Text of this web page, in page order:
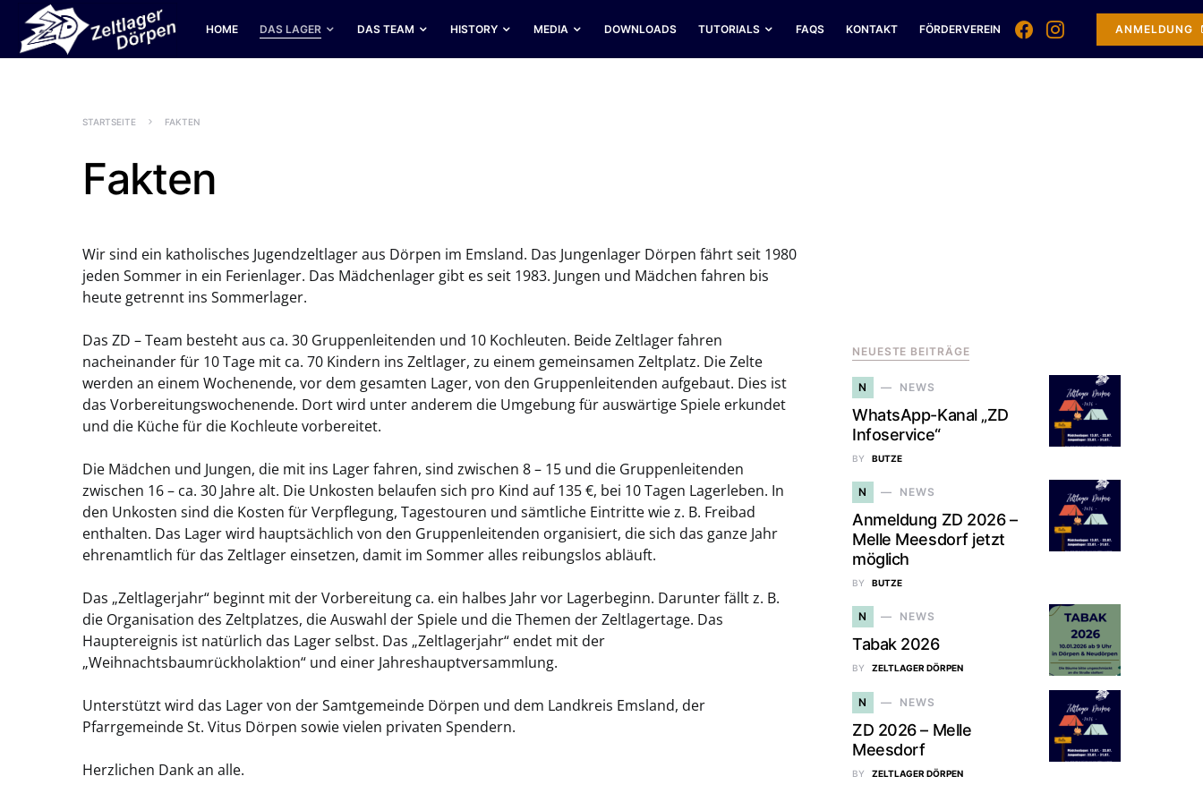
HOME DAS LAGER DAS TEAM HISTORY MEDIA DOWNLOADS TUTORIALS FAQS KONTAKT FÖRDERVEREIN ANMELDUNG
SEARCH FOR:
STARTSEITE FAKTEN
Fakten
Wir sind ein katholisches Jugendzeltlager aus Dörpen im Emsland. Das Jungenlager Dörpen fährt seit 1980
jeden Sommer in ein Ferienlager. Das Mädchenlager gibt es seit 1983. Jungen und Mädchen fahren bis
heute getrennt ins Sommerlager.
Das ZD – Team besteht aus ca. 30 Gruppenleitenden und 10 Kochleuten. Beide Zeltlager fahren
nacheinander für 10 Tage mit ca. 70 Kindern ins Zeltlager, zu einem gemeinsamen Zeltplatz. Die Zelte
werden an einem Wochenende, vor dem gesamten Lager, von den Gruppenleitenden aufgebaut. Dies ist
das Vorbereitungswochenende. Dort wird unter anderem die Umgebung für auswärtige Spiele erkundet
und die Küche für die Kochleute vorbereitet.
Die Mädchen und Jungen, die mit ins Lager fahren, sind zwischen 8 – 15 und die Gruppenleitenden
zwischen 16 – ca. 30 Jahre alt. Die Unkosten belaufen sich pro Kind auf 135 €, bei 10 Tagen Lagerleben. In
den Unkosten sind die Kosten für Verpflegung, Tagestouren und sämtliche Eintritte wie z. B. Freibad
enthalten. Das Lager wird hauptsächlich von den Gruppenleitenden organisiert, die sich das ganze Jahr
ehrenamtlich für das Zeltlager einsetzen, damit im Sommer alles reibungslos abläuft.
Das „Zeltlagerjahr“ beginnt mit der Vorbereitung ca. ein halbes Jahr vor Lagerbeginn. Darunter fällt z. B.
die Organisation des Zeltplatzes, die Auswahl der Spiele und die Themen der Zeltlagertage. Das
Hauptereignis ist natürlich das Lager selbst. Das „Zeltlagerjahr“ endet mit der
„Weihnachtsbaumrückholaktion“ und einer Jahreshauptversammlung.
Unterstützt wird das Lager von der Samtgemeinde Dörpen und dem Landkreis Emsland, der
Pfarrgemeinde St. Vitus Dörpen sowie vielen privaten Spendern.
Herzlichen Dank an alle.
NEUESTE BEITRÄGE
N NEWS
WhatsApp-Kanal „ZD
Infoservice“
BY BUTZE
N NEWS
Anmeldung ZD 2026 –
Melle Meesdorf jetzt
möglich
BY BUTZE
N NEWS
Tabak 2026
BY ZELTLAGER DÖRPEN
N NEWS
ZD 2026 – Melle
Meesdorf
BY ZELTLAGER DÖRPEN